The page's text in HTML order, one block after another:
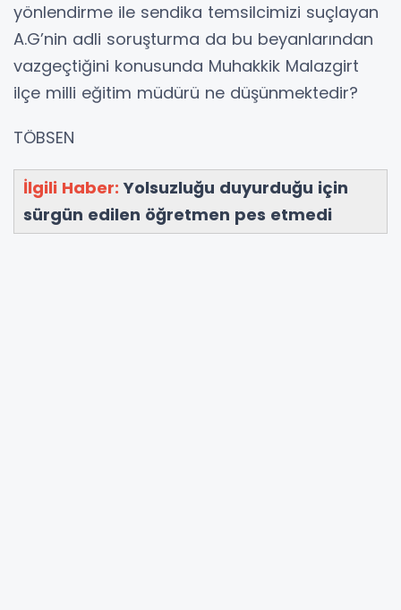
yönlendirme ile sendika temsilcimizi suçlayan
A.G’nin adli soruşturma da bu beyanlarından
vazgeçtiğini konusunda Muhakkik Malazgirt
ilçe milli eğitim müdürü ne düşünmektedir?
TÖBSEN
İlgili Haber: Yolsuzluğu duyurduğu için
sürgün edilen öğretmen pes etmedi